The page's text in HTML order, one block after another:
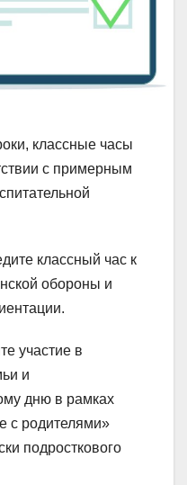
классные часы
с примерным
классный час к
обороны и
участие в
и
дню в рамках
с родителями»
подросткового